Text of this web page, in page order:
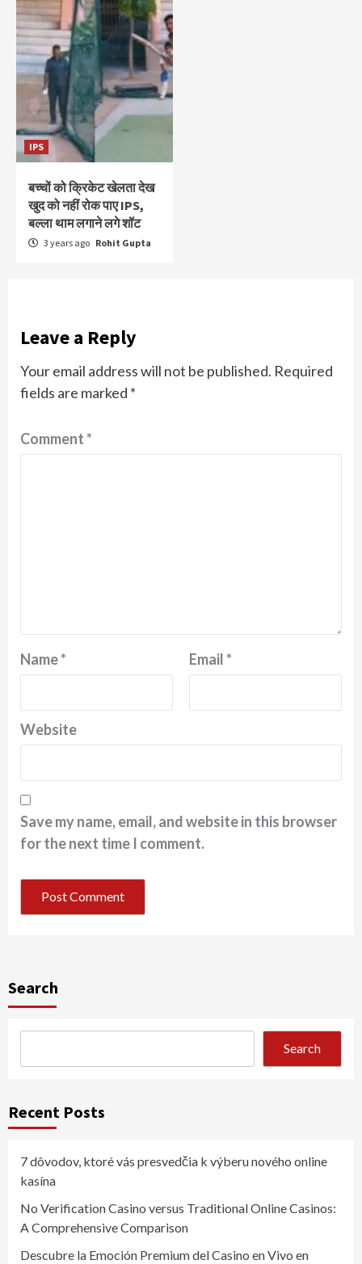
IPS
बच्चों को क्रिकेट खेलता देख
खुद को नहीं रोक पाए IPS,
बल्ला थाम लगाने लगे शॉट
3 years ago Rohit Gupta
Leave a Reply
Your email address will not be published. Required
fields are marked *
Comment*
Name* Email*
Website
Save my name, email, and website in this browser
for the next time I comment.
Search
Search
Recent Posts
7 dôvodov, ktoré vás presvedčia k výberu nového online
kasína
No Verification Casino versus Traditional Online Casinos:
A Comprehensive Comparison
Descubre la Emoción Premium del Casino en Vivo en